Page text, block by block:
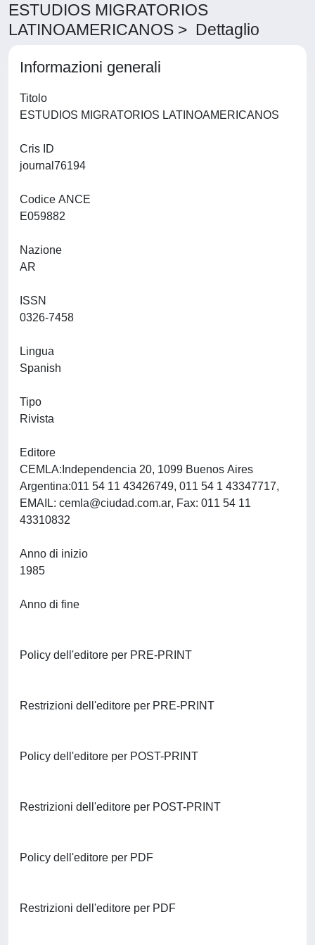
ESTUDIOS MIGRATORIOS
LATINOAMERICANOS > Dettaglio
Informazioni generali
Titolo
Cris ID
Codice ANCE
Nazione
ISSN
Lingua
Tipo
Rivista
Editore
CEMLA:Independencia 20, 1099 Buenos Aires
Argentina:011 54 11 43426749, 011 54 1 43347717,
EMAIL: cemla@ciudad.com.ar, Fax: 011 54 11
Anno di inizio
Anno di fine
Policy dell'editore per PRE-PRINT
Restrizioni dell'editore per PRE-PRINT
Policy dell'editore per POST-PRINT
Restrizioni dell'editore per POST-PRINT
Policy dell'editore per PDF
Restrizioni dell'editore per PDF